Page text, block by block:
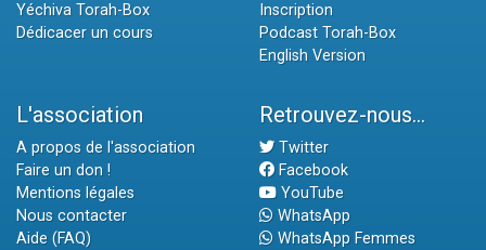
Yéchiva Torah-Box
Dédicacer un cours
Inscription
Podcast Torah-Box
English Version
L'association
A propos de l'association
Faire un don !
Mentions légales
Nous contacter
Aide (FAQ)
Retrouvez-nous...
Twitter
Facebook
YouTube
WhatsApp
WhatsApp Femmes